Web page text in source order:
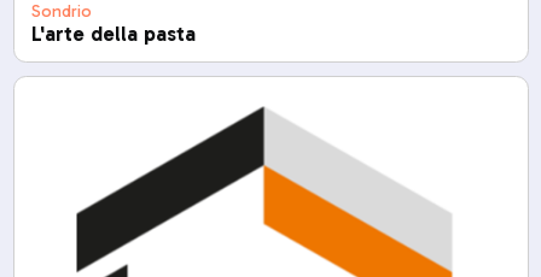
Sondrio
L'arte della pasta